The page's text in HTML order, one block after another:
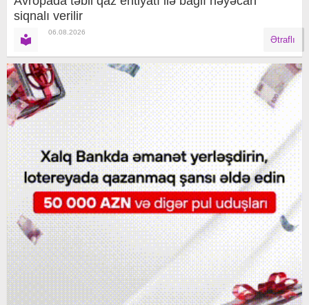
siqnalı verilir
06.08.2026
Ətraflı